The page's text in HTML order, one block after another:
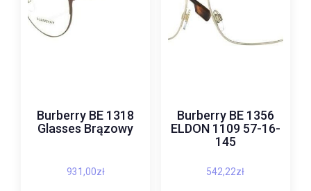
Burberry BE 1318
Glasses Brązowy
931,00zł
Burberry BE 1356
ELDON 1109 57-16-
145
542,22zł